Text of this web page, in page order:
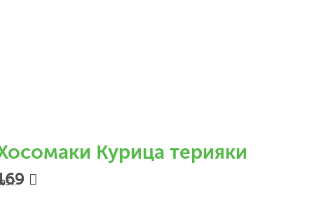
Курица терияки
г.